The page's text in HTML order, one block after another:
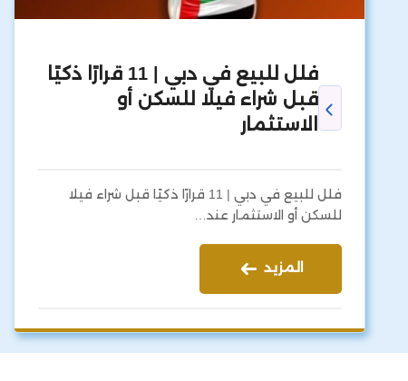
فلل للبيع في دبي | 11 قرارًا ذكيًا
قبل شراء فيلا للسكن أو
الاستثمار
فلل للبيع في دبي | 11 قرارًا ذكيًا قبل شراء فيلا
للسكن أو الاستثمار عند…
المزيد